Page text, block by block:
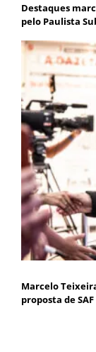
Destaques
pelo Paulista
Marcelo
proposta de